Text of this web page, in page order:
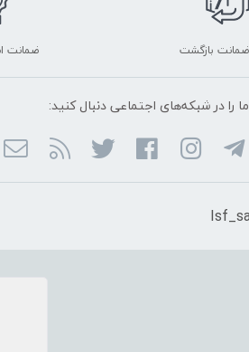
ضمانت
ما را در شبکه‌های اجتماعی دنبال کنید: